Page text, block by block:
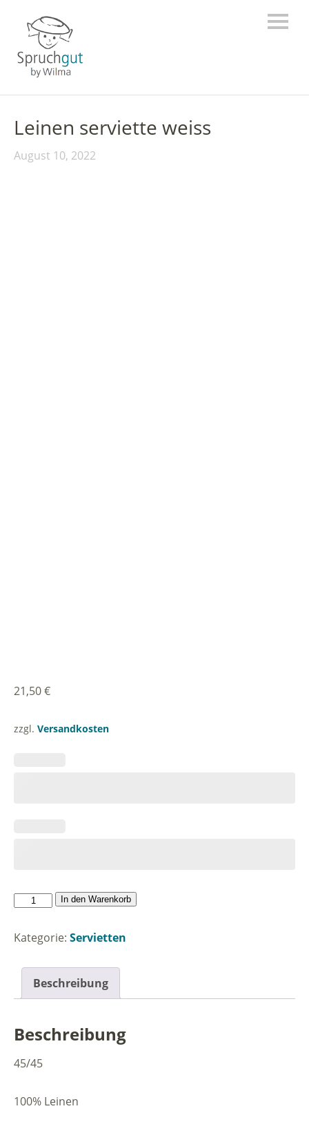
Leinen serviette weiss
August 10, 2022
21,50€
zzgl. Versandkosten
Leinen
weiss
Menge
In den Warenkorb
Kategorie: Servietten
Beschreibung
Beschreibung
45/45
100% Leinen